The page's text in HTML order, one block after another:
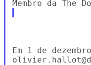
Membro da The
Em 1 de